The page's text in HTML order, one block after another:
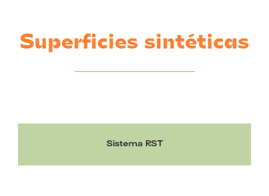
Superficies sintéticas
Sistema RST